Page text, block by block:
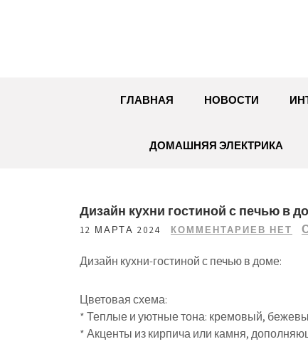
ГЛАВНАЯ НОВОСТИ
ДОМАШНЯЯ ЭЛЕКТРИКА
Дизайн кухни гостиной с печью в
12 МАРТА 2024 КОММЕНТАРИЕВ НЕТ
Дизайн кухни-гостиной с печью в доме:
Цветовая схема:
* Теплые и уютные тона: кремовый,
* Акценты из кирпича или камня,